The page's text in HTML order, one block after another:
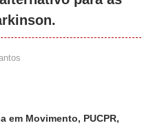
em Movimento, PUCPR,